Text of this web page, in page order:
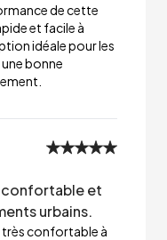
de cette
et facile à
idéale pour les
bonne
et
urbains.
confortable à